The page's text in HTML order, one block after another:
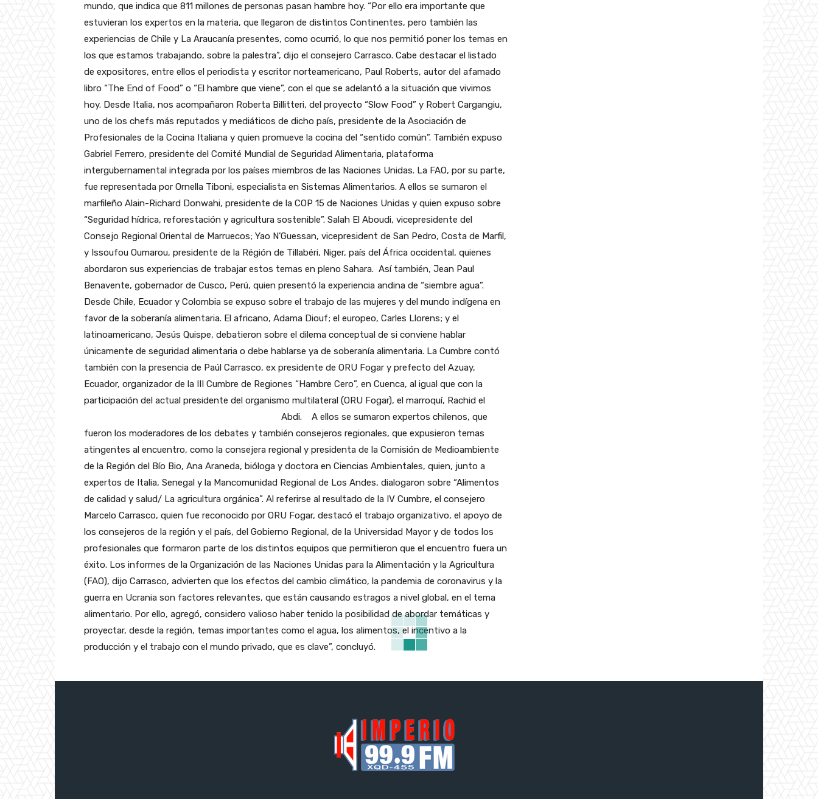
mundo, que indica que 811 millones de personas pasan hambre hoy. “Por ello era importante que
estuvieran los expertos en la materia, que llegaron de distintos Continentes, pero también las
experiencias de Chile y La Araucanía presentes, como ocurrió, lo que nos permitió poner los temas en
los que estamos trabajando, sobre la palestra”, dijo el consejero Carrasco. Cabe destacar el listado
de expositores, entre ellos el periodista y escritor norteamericano, Paul Roberts, autor del afamado
libro “The End of Food” o “El hambre que viene”, con el que se adelantó a la situación que vivimos
hoy. Desde Italia, nos acompañaron Roberta Billitteri, del proyecto “Slow Food” y Robert Cargangiu,
uno de los chefs más reputados y mediáticos de dicho país, presidente de la Asociación de
Profesionales de la Cocina Italiana y quien promueve la cocina del “sentido común”. También expuso
Gabriel Ferrero, presidente del Comité Mundial de Seguridad Alimentaria, plataforma
intergubernamental integrada por los países miembros de las Naciones Unidas. La FAO, por su parte,
fue representada por Ornella Tiboni, especialista en Sistemas Alimentarios. A ellos se sumaron el
marfileño Alain-Richard Donwahi, presidente de la COP 15 de Naciones Unidas y quien expuso sobre
“Seguridad hídrica, reforestación y agricultura sostenible”. Salah El Aboudi, vicepresidente del
Consejo Regional Oriental de Marruecos; Yao N’Guessan, vicepresident de San Pedro, Costa de Marfil,
y Issoufou Oumarou, presidente de la Régión de Tillabéri, Niger, país del África occidental, quienes
abordaron sus experiencias de trabajar estos temas en pleno Sahara. Así también, Jean Paul
Benavente, gobernador de Cusco, Perú, quien presentó la experiencia andina de “siembre agua”.
Desde Chile, Ecuador y Colombia se expuso sobre el trabajo de las mujeres y del mundo indígena en
favor de la soberanía alimentaria. El africano, Adama Diouf; el europeo, Carles Llorens; y el
latinoamericano, Jesús Quispe, debatieron sobre el dilema conceptual de si conviene hablar
únicamente de seguridad alimentaria o debe hablarse ya de soberanía alimentaria. La Cumbre contó
también con la presencia de Paúl Carrasco, ex presidente de ORU Fogar y prefecto del Azuay,
Ecuador, organizador de la III Cumbre de Regiones “Hambre Cero”, en Cuenca, al igual que con la
participación del actual presidente del organismo multilateral (ORU Fogar), el marroquí, Rachid el
Abdi.
A ellos se sumaron expertos chilenos, que
fueron los moderadores de los debates y también consejeros regionales, que expusieron temas
atingentes al encuentro, como la consejera regional y presidenta de la Comisión de Medioambiente
de la Región del Bío Bio, Ana Araneda, bióloga y doctora en Ciencias Ambientales, quien, junto a
expertos de Italia, Senegal y la Mancomunidad Regional de Los Andes, dialogaron sobre “Alimentos
de calidad y salud/ La agricultura orgánica”. Al referirse al resultado de la IV Cumbre, el consejero
Marcelo Carrasco, quien fue reconocido por ORU Fogar, destacó el trabajo organizativo, el apoyo de
los consejeros de la región y el país, del Gobierno Regional, de la Universidad Mayor y de todos los
profesionales que formaron parte de los distintos equipos que permitieron que el encuentro fuera un
éxito. Los informes de la Organización de las Naciones Unidas para la Alimentación y la Agricultura
(FAO), dijo Carrasco, advierten que los efectos del cambio climático, la pandemia de coronavirus y la
guerra en Ucrania son factores relevantes, que están causando estragos a nivel global, en el tema
alimentario. Por ello, agregó, considero valioso haber tenido la posibilidad de abordar temáticas y
proyectar, desde la región, temas importantes como el agua, los alimentos, el incentivo a la
producción y el trabajo con el mundo privado, que es clave”, concluyó.